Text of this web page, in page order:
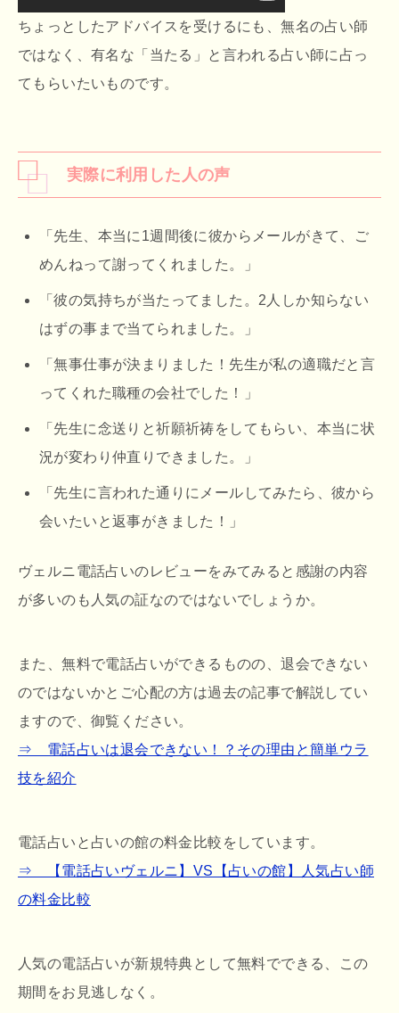
ちょっとしたアドバイスを受けるにも、無名の占い師
ではなく、有名な「当たる」と言われる占い師に占っ
てもらいたいものです。
実際に利用した人の声
「先生、本当に1週間後に彼からメールがきて、ご
めんねって謝ってくれました。」
「彼の気持ちが当たってました。2人しか知らない
はずの事まで当てられました。」
「無事仕事が決まりました！先生が私の適職だと言
ってくれた職種の会社でした！」
「先生に念送りと祈願祈祷をしてもらい、本当に状
況が変わり仲直りできました。」
「先生に言われた通りにメールしてみたら、彼から
会いたいと返事がきました！」
ヴェルニ電話占いのレビューをみてみると感謝の内容
が多いのも人気の証なのではないでしょうか。
また、無料で電話占いができるものの、退会できない
のではないかとご心配の方は過去の記事で解説してい
ますので、御覧ください。
⇒ 電話占いは退会できない！？その理由と簡単ウラ
技を紹介
電話占いと占いの館の料金比較をしています。
⇒ 【電話占いヴェルニ】VS【占いの館】人気占い師
の料金比較
人気の電話占いが新規特典として無料でできる、この
期間をお見逃しなく。